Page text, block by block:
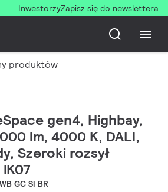
InwestorzyZapisz się do newslettera
produktów
gen4, Highbay,
lm, 4000 K, DALI,
Szeroki rozsył
GC SI BR